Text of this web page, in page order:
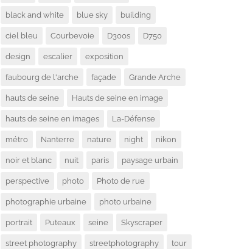
black and white blue sky building
ciel bleu Courbevoie D300s D750
design escalier exposition
faubourg de l'arche façade Grande Arche
hauts de seine Hauts de seine en image
hauts de seine en images La-Défense
métro Nanterre nature night nikon
noir et blanc nuit paris paysage urbain
perspective photo Photo de rue
photographie urbaine photo urbaine
portrait Puteaux seine Skyscraper
street photography streetphotography tour